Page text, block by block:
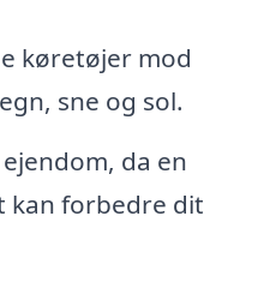
køretøjer mod
sne og sol.
da en
kan forbedre dit